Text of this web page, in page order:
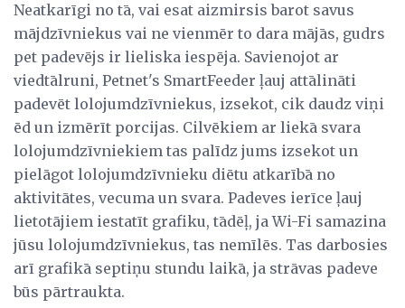
Neatkarīgi no tā, vai esat aizmirsis barot savus
mājdzīvniekus vai ne vienmēr to dara mājās, gudrs
pet padevējs ir lieliska iespēja. Savienojot ar
viedtālruni, Petnet's SmartFeeder ļauj attālināti
padevēt lolojumdzīvniekus, izsekot, cik daudz viņi
ēd un izmērīt porcijas. Cilvēkiem ar liekā svara
lolojumdzīvniekiem tas palīdz jums izsekot un
pielāgot lolojumdzīvnieku diētu atkarībā no
aktivitātes, vecuma un svara. Padeves ierīce ļauj
lietotājiem iestatīt grafiku, tādēļ, ja Wi-Fi samazina
jūsu lolojumdzīvniekus, tas nemīlēs. Tas darbosies
arī grafikā septiņu stundu laikā, ja strāvas padeve
būs pārtraukta.